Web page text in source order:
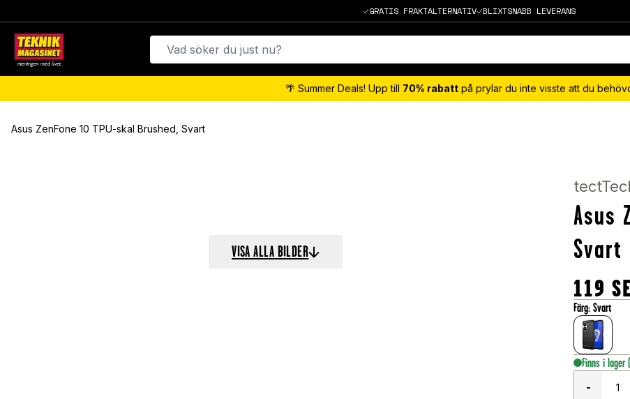
GRATIS FRAKTALTERNATIV BLIXTSNABB LEVERANS
🌴 Summer Deals! Upp till 70% rabatt på prylar du inte visste att du
Asus ZenFone 10 TPU-skal Brushed, Svart
VISA ALLA BILDER
Asus
Svart
119
Färg:Svart
Finns i lager
-